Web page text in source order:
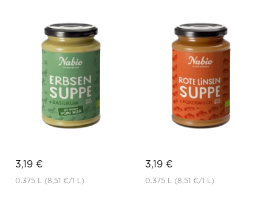
3,19 €
0.375 L (8,51 €/1 L)
3,19 €
0.375 L (8,51 €/1 L)